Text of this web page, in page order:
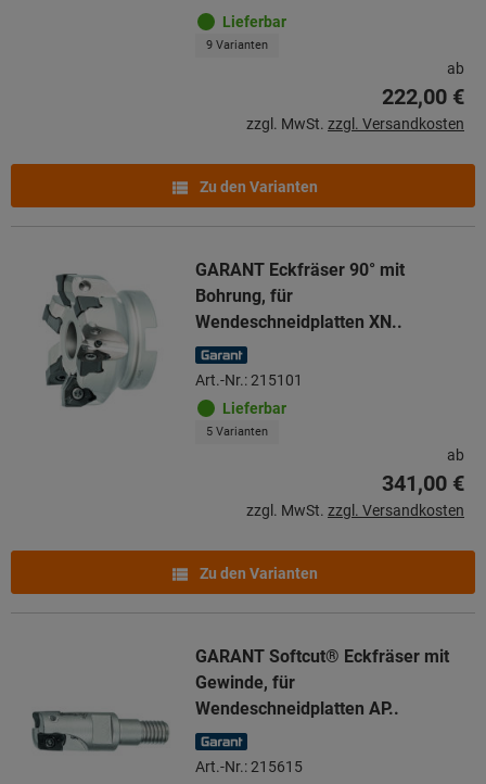
Lieferbar
9 Varianten
ab
222,00 €
zzgl. MwSt. zzgl. Versandkosten
Zu den Varianten
GARANT Eckfräser 90° mit
Bohrung, für
Wendeschneidplatten XN..
Art.-Nr.: 215101
Lieferbar
5 Varianten
ab
341,00 €
zzgl. MwSt. zzgl. Versandkosten
Zu den Varianten
GARANT Softcut® Eckfräser mit
Gewinde, für
Wendeschneidplatten AP..
Art.-Nr.: 215615